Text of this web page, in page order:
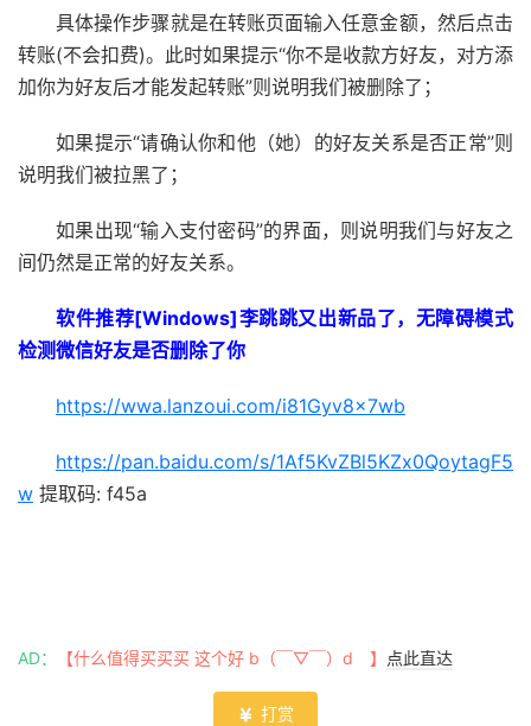
具体操作步骤就是在转账页面输入任意金额，然后点击
转账(不会扣费)。此时如果提示“你不是收款方好友，对方添
加你为好友后才能发起转账”则说明我们被删除了；
如果提示“请确认你和他（她）的好友关系是否正常”则
说明我们被拉黑了；
如果出现“输入支付密码”的界面，则说明我们与好友之
间仍然是正常的好友关系。
软件推荐[Windows]李跳跳又出新品了，无障碍模式
检测微信好友是否删除了你
https://wwa.lanzoui.com/i81Gyv8x7wb
https://pan.baidu.com/s/1Af5KvZBl5KZx0QoytagF5
w 提取码: f45a
AD： 【什么值得买买买 这个好 b（￣▽￣）d 】 点此直达
 打赏